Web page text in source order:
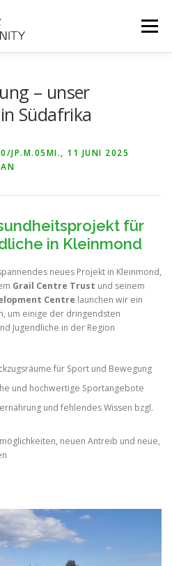
Menü
– unser
Südafrika
JP.M.05MI., 11 JUNI 2025
für
in Kleinmond
neues Projekt in Kleinmond,
Grail Centre Trust und seinem
Centre launchen wir ein
um einige der dringendsten
Jugendliche in der Region
für Sport und Bewegung
und hochwertige Sportangebote
und fehlendes Wissen bzgl.
neuen Antreib und neue,